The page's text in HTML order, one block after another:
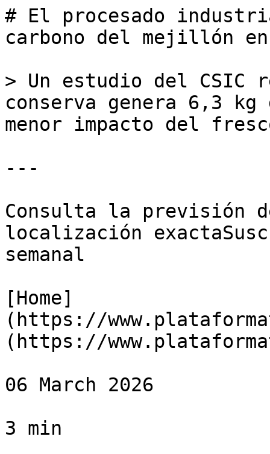
# El procesado
carbono del mejillón en
> Un estudio del CSIC
conserva genera 6,3
menor impacto del
---
Consulta la previsión
localización
semanal
[Home]
(https://
(https://
06 March 2026
3 min